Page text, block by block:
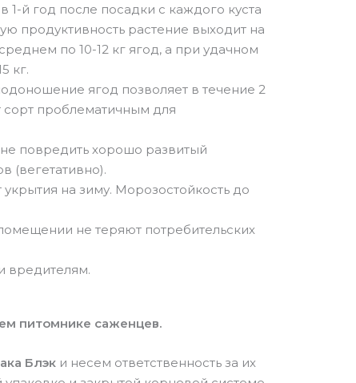
1-й год после посадки с каждого куста
продуктивность растение выходит на
по 10-12 кг ягод, а при удачном
кг.
ягод позволяет в течение 2
сорт проблематичным для
повредить хорошо развитый
(вегетативно).
на зиму. Морозостойкость до
не теряют потребительских
вредителям.
питомнике саженцев.
Блэки несем ответственность за их